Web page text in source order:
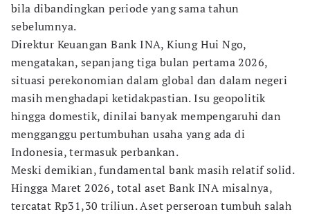
bila dibandingkan periode yang sama tahun
sebelumnya.
Direktur Keuangan Bank INA, Kiung Hui Ngo,
mengatakan, sepanjang tiga bulan pertama 2026,
situasi perekonomian dalam global dan dalam negeri
masih menghadapi ketidakpastian. Isu geopolitik
hingga domestik, dinilai banyak mempengaruhi dan
mengganggu pertumbuhan usaha yang ada di
Indonesia, termasuk perbankan.
Meski demikian, fundamental bank masih relatif solid.
Hingga Maret 2026, total aset Bank INA misalnya,
tercatat Rp31,30 triliun. Aset perseroan tumbuh salah